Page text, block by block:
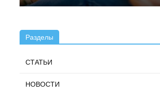
Разделы
СТАТЬИ
НОВОСТИ